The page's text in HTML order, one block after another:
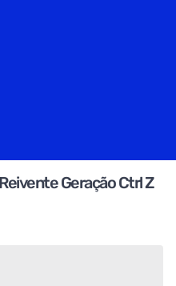
Geração Ctrl Z